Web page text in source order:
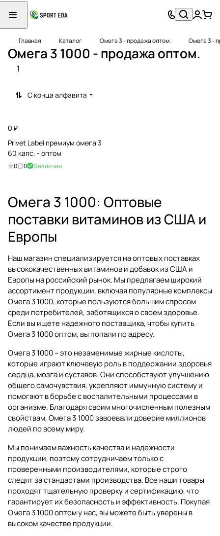
Главная Каталог Омега 3 - продажа оптом. Омега 3 -
Омега 3 1000 - продажа оптом.
1
С конца алфавита
0 ₽
Privet Label премиум омега 3
60 капс. - оптом
0 0 В наличии
Омега 3 1000: Оптовые
поставки витаминов из США и
Европы
Наш магазин специализируется на оптовых поставках
высококачественных витаминов и добавок из США и
Европы на российский рынок. Мы предлагаем широкий
ассортимент продукции, включая популярные комплексы
Омега 3 1000, которые пользуются большим спросом
среди потребителей, заботящихся о своем здоровье.
Если вы ищете надежного поставщика, чтобы купить
Омега 3 1000 оптом, вы попали по адресу.
Омега 3 1000 – это незаменимые жирные кислоты,
которые играют ключевую роль в поддержании здоровья
сердца, мозга и суставов. Они способствуют улучшению
общего самочувствия, укрепляют иммунную систему и
помогают в борьбе с воспалительными процессами в
организме. Благодаря своим многочисленным полезным
свойствам, Омега 3 1000 завоевали доверие миллионов
людей по всему миру.
Мы понимаем важность качества и надежности
продукции, поэтому сотрудничаем только с
проверенными производителями, которые строго
следят за стандартами производства. Все наши товары
проходят тщательную проверку и сертификацию, что
гарантирует их безопасность и эффективность. Покупая
Омега 3 1000 оптом у нас, вы можете быть уверены в
высоком качестве продукции.